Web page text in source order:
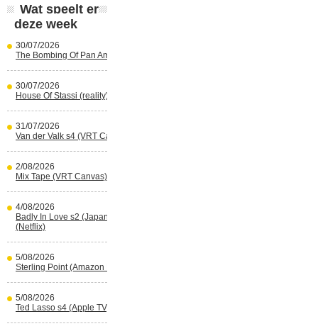
Wat speelt er
deze week
30/07/2026
The Bombing Of Pan Am 103 (Netflix)
30/07/2026
House Of Stassi (reality) (Disney+)
31/07/2026
Van der Valk s4 (VRT Canvas)
2/08/2026
Mix Tape (VRT Canvas)
4/08/2026
Badly In Love s2 (Japans) (reality)
(Netflix)
5/08/2026
Sterling Point (Amazon Prime Video)
5/08/2026
Ted Lasso s4 (Apple TV)